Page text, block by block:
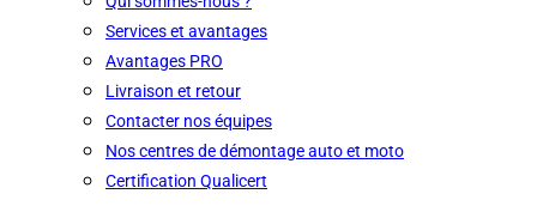
Services et avantages
Avantages PRO
Livraison et retour
Contacter nos équipes
Nos centres de démontage auto et moto
Certification Qualicert